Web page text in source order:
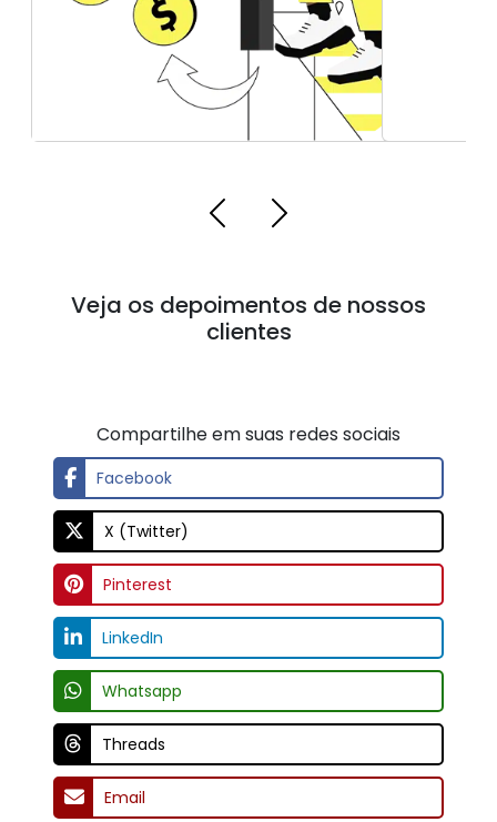
Veja os depoimentos de nossos
clientes
Compartilhe em suas redes sociais
Facebook
X (Twitter)
Pinterest
LinkedIn
Whatsapp
Threads
Email